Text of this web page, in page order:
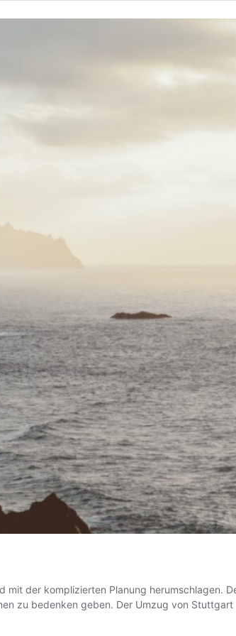
der komplizierten Planung herumschlagen.
zu bedenken geben. Der Umzug von